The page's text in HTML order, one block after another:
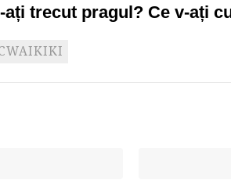
ați trecut pragul? Ce v-ați